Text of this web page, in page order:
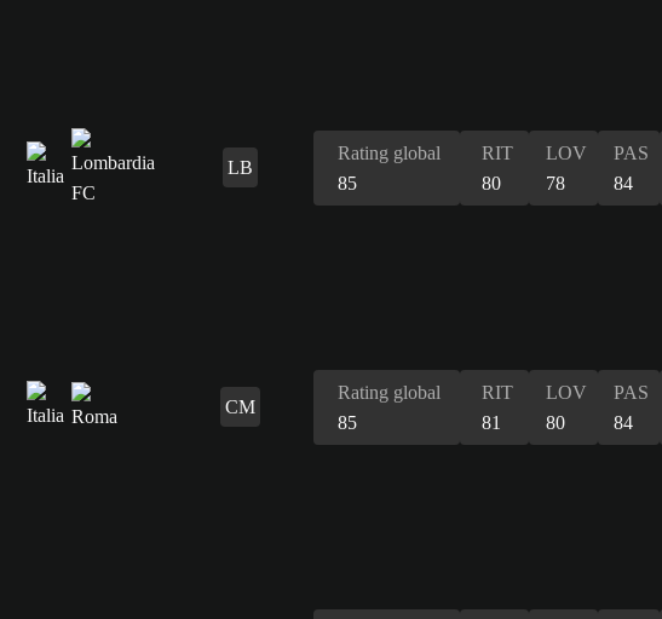
LB
Rating global
85
RIT
80
LOV
78
PAS
84
CM
Rating global
85
RIT
81
LOV
80
PAS
84